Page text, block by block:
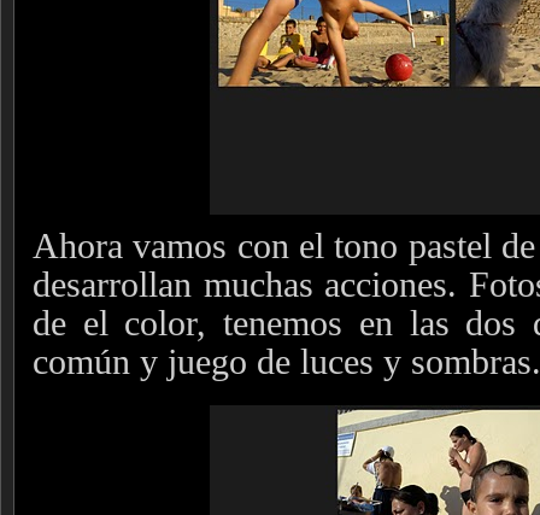
Ahora vamos con el tono pastel
desarrollan muchas acciones.
de el color, tenemos en las dos
común y juego de luces y sombras.